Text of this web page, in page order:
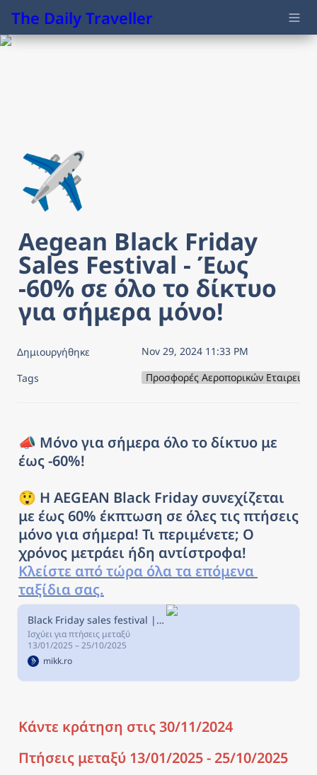
The Daily Traveller
✈️
Aegean Black Friday
Sales Festival - Έως
-60% σε όλο το δίκτυο
για σήμερα μόνο!
Δημιουργήθηκε
Nov 29, 2024 11:33 PM
Tags
Προσφορές Αεροπορικών Εταιρειών
📣 Μόνο για σήμερα όλο το δίκτυο με
έως -60%!
😲 Η AEGEAN Black Friday συνεχίζεται
με έως 60% έκπτωση σε όλες τις πτήσεις
μόνο για σήμερα! Τι περιμένετε; Ο
Κλείστε από τώρα όλα τα επόμενα
ταξίδια σας.
Black Friday sales festival | Επίσημη ιστοσελίδα Aegean | Αεροπορικά σε Ελλάδα & εξωτερικό
Ισχύει για πτήσεις μεταξύ
13/01/2025 – 25/10/2025
mikk.ro
Κάντε κράτηση στις 30/11/2024
Πτήσεις μεταξύ 13/01/2025 - 25/10/2025